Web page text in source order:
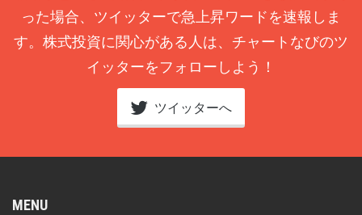
った場合、ツイッターで急上昇ワードを速報しま
す。株式投資に関心がある人は、チャートなびのツ
イッターをフォローしよう！
ツイッターへ
MENU